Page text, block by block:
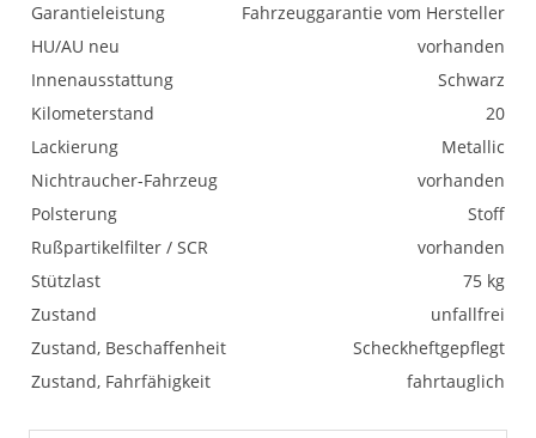
Garantieleistung
Fahrzeuggarantie vom Hersteller
HU/AU neu
vorhanden
Innenausstattung
Schwarz
Kilometerstand
20
Lackierung
Metallic
Nichtraucher-Fahrzeug
vorhanden
Polsterung
Stoff
Rußpartikelfilter / SCR
vorhanden
Stützlast
75 kg
Zustand
unfallfrei
Zustand, Beschaffenheit
Scheckheftgepflegt
Zustand, Fahrfähigkeit
fahrtauglich